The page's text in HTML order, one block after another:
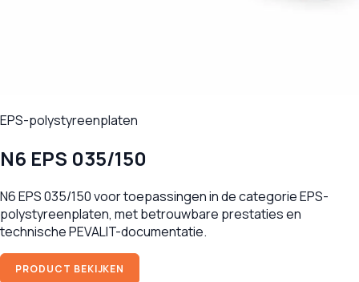
EPS-polystyreenplaten
N6 EPS 035/150
N6 EPS 035/150 voor toepassingen in de categorie EPS-
polystyreenplaten, met betrouwbare prestaties en
technische PEVALIT-documentatie.
PRODUCT BEKIJKEN